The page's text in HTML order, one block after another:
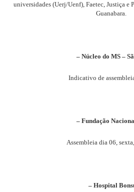
universidades (Uerj/Uenf), Faetec, Justiça e
Guanabara.
– Núcleo do MS –
Indicativo de
– Fundação
Assembleia dia 06,
– Hospital